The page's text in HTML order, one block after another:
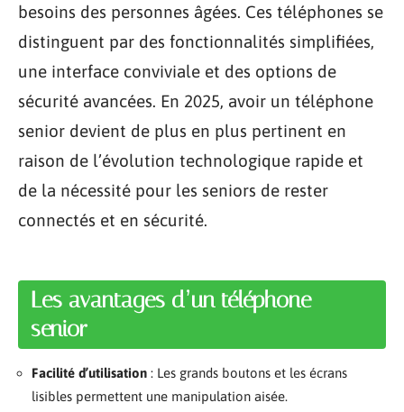
besoins des personnes âgées. Ces téléphones se
distinguent par des fonctionnalités simplifiées,
une interface conviviale et des options de
sécurité avancées. En 2025, avoir un téléphone
senior devient de plus en plus pertinent en
raison de l’évolution technologique rapide et
de la nécessité pour les seniors de rester
connectés et en sécurité.
Les avantages d’un téléphone
senior
Facilité d’utilisation : Les grands boutons et les écrans
lisibles permettent une manipulation aisée.